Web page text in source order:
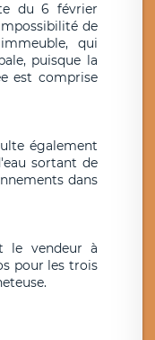
du 6 février
de
qui
puisque la
est comprise
également
sortant de
dans
le vendeur à
pour les trois